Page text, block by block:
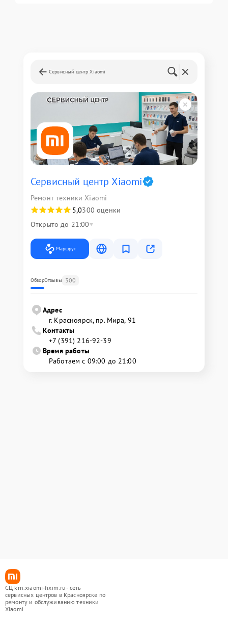
Сервисный центр Xiaomi
Сервисный центр Xiaomi
Ремонт техники Xiaomi
5,0300 оценки
Открыто до 21:00
Маршрут
ОбзорОтзывы 300
Адрес
г. Красноярск, ​пр. Мира, 91
Контакты
+7 (391) 216-92-39
Время работы
Работаем с 09:00 до 21:00
СЦ krn.xiaomi-fixim.ru - сеть
сервисных центров в Красноярске по
ремонту и обслуживанию техники
Xiaomi